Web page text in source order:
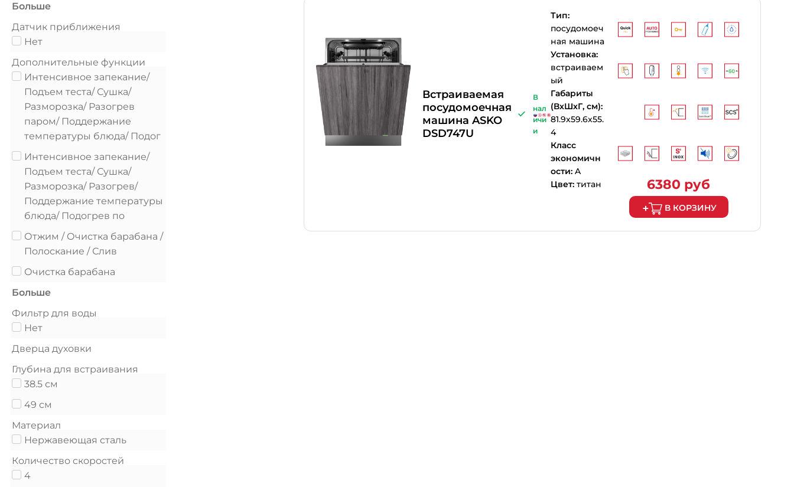
Больше
Датчик приближения
Нет
Дополнительные функции
Интенсивное запекание/
Подъем теста/ Сушка/
Разморозка/ Разогрев
паром/ Поддержание
температуры блюда/ Подог
Интенсивное запекание/
Подъем теста/ Сушка/
Разморозка/ Разогрев/
Поддержание температуры
блюда/ Подогрев по
Отжим / Очистка барабана /
Полоскание / Слив
Очистка барабана
Больше
Фильтр для воды
Нет
Дверца духовки
Глубина для встраивания
38.5 см
49 см
Материал
Нержавеющая сталь
Количество скоростей
4
Встраиваемая
посудомоечная
машина ASKO
DSD747U
В
нал
ичи
и
Тип:
посудомоеч
ная машина
Установка:
встраиваем
ый
Габариты
(ВхШхГ, см):
81.9х59.6х55.
4
Класс
экономичн
ости:A
Цвет:титан 6380 руб
В КОРЗИНУ